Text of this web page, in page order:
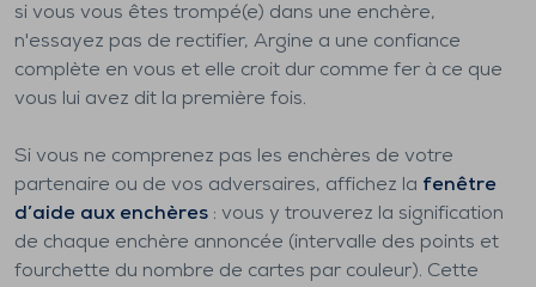
si vous vous êtes trompé(e) dans une enchère,
n'essayez pas de rectifier, Argine a une confiance
complète en vous et elle croit dur comme fer à ce que
vous lui avez dit la première fois.
Si vous ne comprenez pas les enchères de votre
partenaire ou de vos adversaires, affichez la fenêtre
d’aide aux enchères : vous y trouverez la signification
de chaque enchère annoncée (intervalle des points et
fourchette du nombre de cartes par couleur). Cette